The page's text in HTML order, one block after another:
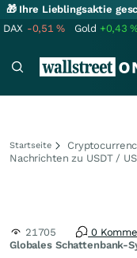
🎁 Ihre Lieblingsaktie
DAX -0,51% Gold +0,43
Startseite
Nachrichten zu USDT /
Globales Schattenbank-
21705 0